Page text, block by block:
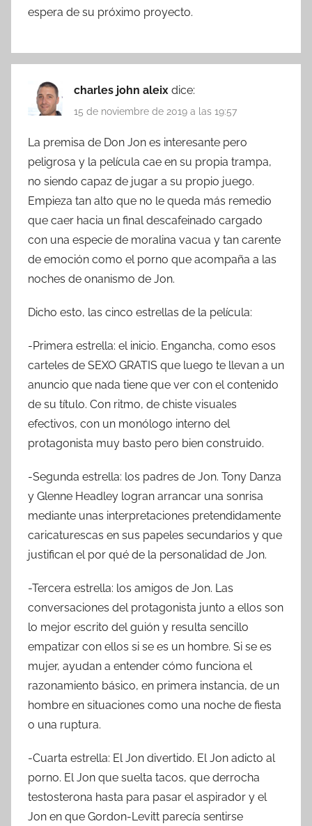
espera de su próximo proyecto.
charles john aleix dice:
15 de noviembre de 2019 a las 19:57
La premisa de Don Jon es interesante pero
peligrosa y la película cae en su propia trampa,
no siendo capaz de jugar a su propio juego.
Empieza tan alto que no le queda más remedio
que caer hacia un final descafeinado cargado
con una especie de moralina vacua y tan carente
de emoción como el porno que acompaña a las
noches de onanismo de Jon.
Dicho esto, las cinco estrellas de la película:
-Primera estrella: el inicio. Engancha, como esos
carteles de SEXO GRATIS que luego te llevan a un
anuncio que nada tiene que ver con el contenido
de su título. Con ritmo, de chiste visuales
efectivos, con un monólogo interno del
protagonista muy basto pero bien construido.
-Segunda estrella: los padres de Jon. Tony Danza
y Glenne Headley logran arrancar una sonrisa
mediante unas interpretaciones pretendidamente
caricaturescas en sus papeles secundarios y que
justifican el por qué de la personalidad de Jon.
-Tercera estrella: los amigos de Jon. Las
conversaciones del protagonista junto a ellos son
lo mejor escrito del guión y resulta sencillo
empatizar con ellos si se es un hombre. Si se es
mujer, ayudan a entender cómo funciona el
razonamiento básico, en primera instancia, de un
hombre en situaciones como una noche de fiesta
o una ruptura.
-Cuarta estrella: El Jon divertido. El Jon adicto al
porno. El Jon que suelta tacos, que derrocha
testosterona hasta para pasar el aspirador y el
Jon en que Gordon-Levitt parecía sentirse